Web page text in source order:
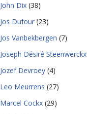
John Dix (38)
Jos Dufour (23)
Jos Vanbekbergen (7)
Joseph Désiré Steenwerckx
Jozef Devroey (4)
Leo Meurrens (27)
Marcel Cockx (29)